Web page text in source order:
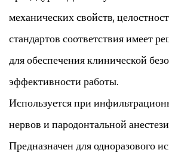
механических свойств,
стандартов соответствия имеет
для обеспечения клинической
эффективности работы.
Используется при
нервов и пародонтальной
Предназначен для одноразового